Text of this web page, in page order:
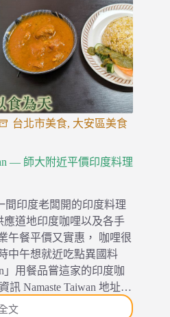
念
堂
附
台北市美食, 大安區美食
— 師大附近平價印度料理
間印度老闆開的印度料理
應道地印度咖哩以及各手
午餐平價又實惠， 咖哩很
中午想就近吃點異國料
」用餐品嘗這家的印度咖
訊 Namaste Taiwan 地址…
文